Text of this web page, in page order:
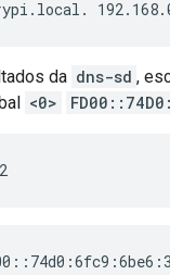
da dns-sd ,
<0>